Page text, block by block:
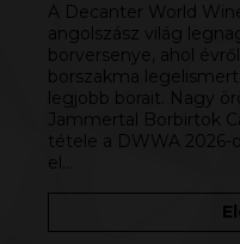
A Decanter World
angolszász világ
borversenye, ahol
borszakma
legjobb borait. Nagy
Jammertal Borbirtok
tétele a DWWA
el…